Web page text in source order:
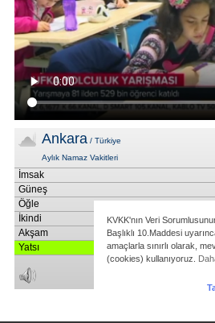
KVKK'nın Veri
Başlıklı 10.Maddesi
amaçlarla sınırlı olarak,
(cookies) kullanıyoruz.